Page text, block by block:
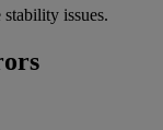
issues.